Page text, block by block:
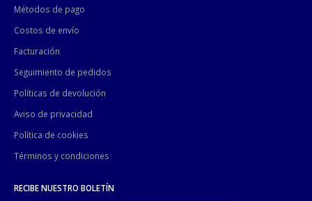
Métodos de pago
Costos de envío
Facturación
Seguimiento de pedidos
Políticas de devolución
Aviso de privacidad
Política de cookies
Términos y condiciones
RECIBE NUESTRO BOLETÍN